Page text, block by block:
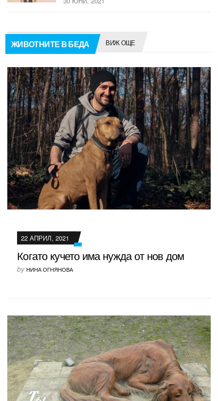
ЖИВОТНИТЕ В БЕДА ВИЖ ОЩЕ
22 АПРИЛ, 2021
Когато кучето има нужда от нов дом
by НИНА ОГНЯНОВА